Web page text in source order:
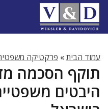
לדלג
לתוכן
עמוד הבית» פרקטיקה
תוקף הסכמה
היבטים